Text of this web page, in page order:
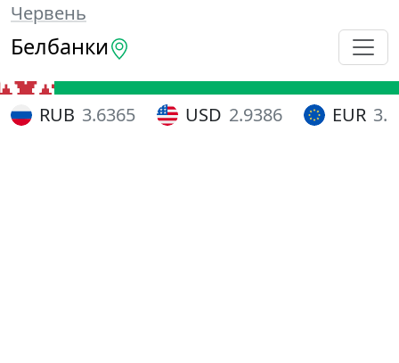
Червень
Белбанки
RUB 3.6365 USD 2.9386 EUR